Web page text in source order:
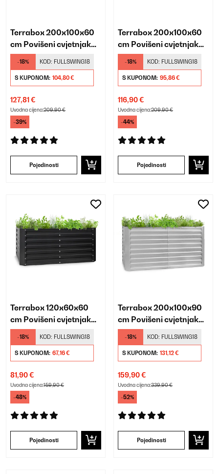
Terrabox 200x100x60
cm Povišeni cvjetnjak
Krema
-18% KOD: FULLSWING18
S KUPONOM: 104,80 €
127,81 €
Uvodna cijena:209,90 €
-39%
Pojedinosti
Terrabox 200x100x60
cm Povišeni cvjetnjak
Antracit
-18% KOD: FULLSWING18
S KUPONOM: 95,86 €
116,90 €
Uvodna cijena:209,90 €
-44%
Pojedinosti
Terrabox 120x60x60
cm Povišeni cvjetnjak
Antracit
-18% KOD: FULLSWING18
S KUPONOM: 67,16 €
81,90 €
Uvodna cijena:159,90 €
-48%
Pojedinosti
Terrabox 200x100x90
cm Povišeni cvjetnjak
Srebro
-18% KOD: FULLSWING18
S KUPONOM: 131,12 €
159,90 €
Uvodna cijena:339,90 €
-52%
Pojedinosti